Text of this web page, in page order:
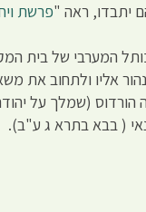
יתבדו, ראה "פרשת
המערבי של בית
אליו ולתחוב את
( בבא בתרא ג ע"ב).